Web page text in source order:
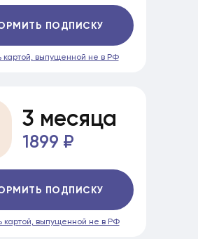
картой, выпущенной не в РФ
ПОДПИСКУ
3 месяца
1899 ₽
картой, выпущенной не в РФ
ПОДПИСКУ